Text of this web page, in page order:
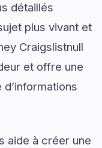
détaillés
plus vivant et
Craigslistnull
et offre une
aide à créer une